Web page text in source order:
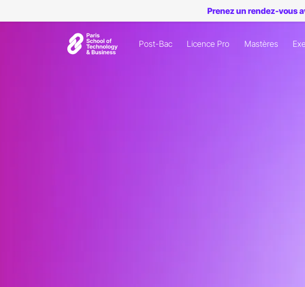
Prenez un rendez-vous
Post-Bac Licence Pro Mastères